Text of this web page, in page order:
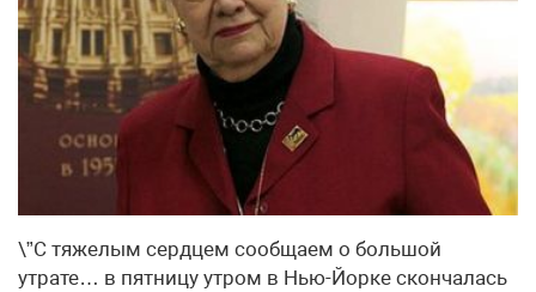
\”С тяжелым сердцем сообщаем о большой
утрате… в пятницу утром в Нью-Йорке скончалась